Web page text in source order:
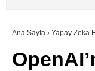
SÖZLÜK
Ana Sayfa › Yapay Zeka